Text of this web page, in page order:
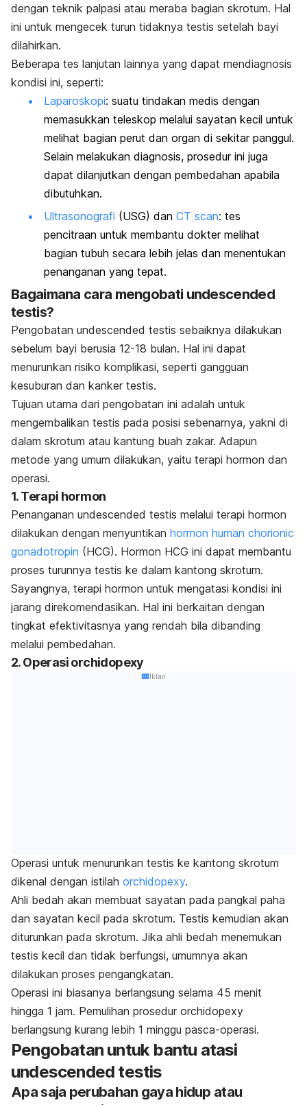
dengan teknik palpasi atau meraba bagian skrotum. Hal
ini untuk mengecek turun tidaknya testis setelah bayi
dilahirkan.
Beberapa tes lanjutan lainnya yang dapat mendiagnosis
kondisi ini, seperti:
Laparoskopi: suatu tindakan medis dengan
memasukkan teleskop melalui sayatan kecil untuk
melihat bagian perut dan organ di sekitar panggul.
Selain melakukan diagnosis, prosedur ini juga
dapat dilanjutkan dengan pembedahan apabila
dibutuhkan.
Ultrasonografi (USG) dan CT scan: tes
pencitraan untuk membantu dokter melihat
bagian tubuh secara lebih jelas dan menentukan
penanganan yang tepat.
Bagaimana cara mengobati undescended
testis?
Pengobatan undescended testis sebaiknya dilakukan
sebelum bayi berusia 12-18 bulan. Hal ini dapat
menurunkan risiko komplikasi, seperti gangguan
kesuburan dan kanker testis.
Tujuan utama dari pengobatan ini adalah untuk
mengembalikan testis pada posisi sebenarnya, yakni di
dalam skrotum atau kantung buah zakar. Adapun
metode yang umum dilakukan, yaitu terapi hormon dan
operasi.
1. Terapi hormon
Penanganan undescended testis melalui terapi hormon
dilakukan dengan menyuntikan hormon human chorionic
gonadotropin (HCG). Hormon HCG ini dapat membantu
proses turunnya testis ke dalam kantong skrotum.
Sayangnya, terapi hormon untuk mengatasi kondisi ini
jarang direkomendasikan. Hal ini berkaitan dengan
tingkat efektivitasnya yang rendah bila dibanding
melalui pembedahan.
2. Operasi orchidopexy
Iklan
Operasi untuk menurunkan testis ke kantong skrotum
dikenal dengan istilah orchidopexy.
Ahli bedah akan membuat sayatan pada pangkal paha
dan sayatan kecil pada skrotum. Testis kemudian akan
diturunkan pada skrotum. Jika ahli bedah menemukan
testis kecil dan tidak berfungsi, umumnya akan
dilakukan proses pengangkatan.
Operasi ini biasanya berlangsung selama 45 menit
hingga 1 jam. Pemulihan prosedur orchidopexy
berlangsung kurang lebih 1 minggu pasca-operasi.
Pengobatan untuk bantu atasi
undescended testis
Apa saja perubahan gaya hidup atau